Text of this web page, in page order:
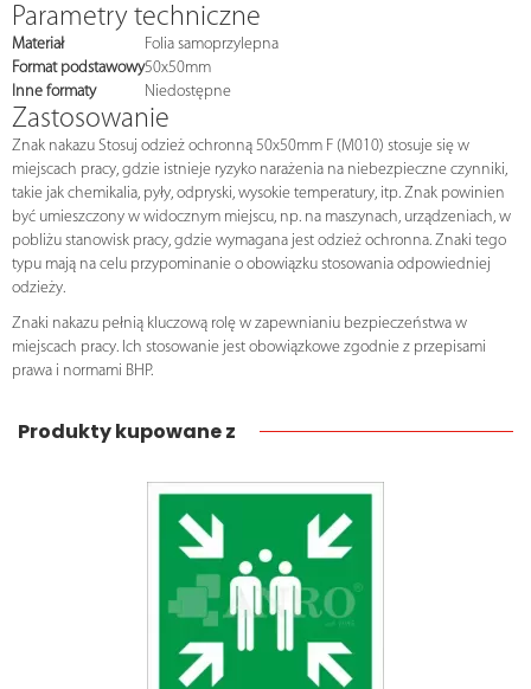
Parametry techniczne
Materiał
Folia samoprzylepna
Format podstawowy50x50mm
Inne formaty
Niedostępne
Zastosowanie
Znak nakazu Stosuj odzież ochronną 50x50mm F (M010) stosuje się w
miejscach pracy, gdzie istnieje ryzyko narażenia na niebezpieczne czynniki,
takie jak chemikalia, pyły, odpryski, wysokie temperatury, itp. Znak powinien
być umieszczony w widocznym miejscu, np. na maszynach, urządzeniach, w
pobliżu stanowisk pracy, gdzie wymagana jest odzież ochronna. Znaki tego
typu mają na celu przypominanie o obowiązku stosowania odpowiedniej
odzieży.
Znaki nakazu pełnią kluczową rolę w zapewnianiu bezpieczeństwa w
miejscach pracy. Ich stosowanie jest obowiązkowe zgodnie z przepisami
prawa i normami BHP.
Produkty kupowane z